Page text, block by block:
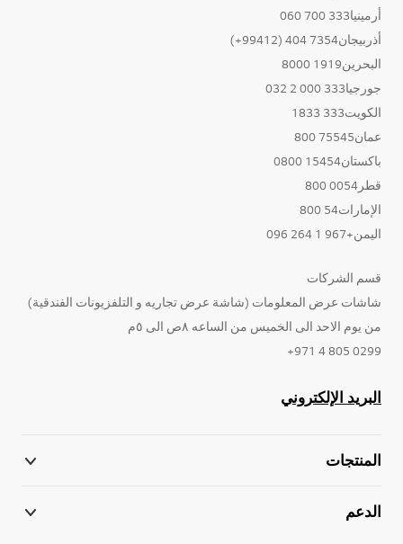
أرمينيا333 700 060
أذربيجان7354 404 (99412+)
البحرين1919 8000
جورجيا333 000 2 032
الكويت333 1833
عمان75545 800
باكستان15454 0800
قطر0054 800
الإمارات54 800
اليمن+967 1 264 096
قسم الشركات
شاشات عرض المعلومات (شاشة عرض تجاريه و التلفزيونات الفندقية)
من يوم الاحد الى الخميس من الساعه ٨ص الى ٥م
0299 805 4 971+
البريد الإلكتروني
المنتجات
الدعم